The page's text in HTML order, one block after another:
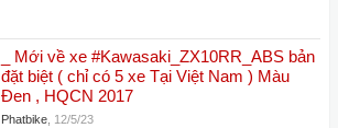
_ Mới về xe #Kawasaki_ZX10RR_ABS bản
đặt biệt ( chỉ có 5 xe Tại Việt Nam ) Màu
Đen , HQCN 2017
Phatbike 12/5/23